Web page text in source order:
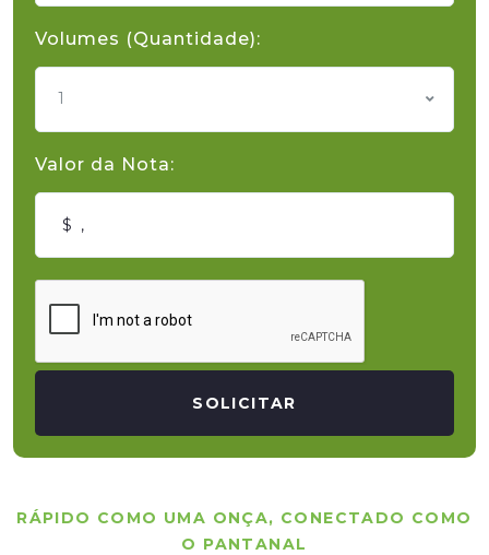
Volumes (Quantidade):
1
Valor da Nota:
SOLICITAR
RÁPIDO COMO UMA ONÇA, CONECTADO COMO
O PANTANAL